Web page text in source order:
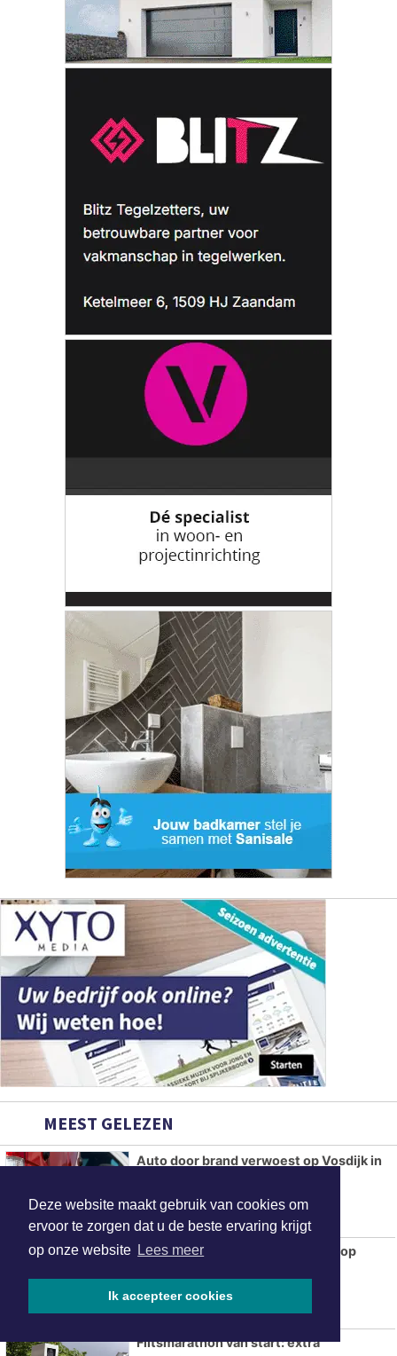
Deze website maakt gebruik van cookies om
ervoor te zorgen dat u de beste ervaring krijgt
op onze website Lees meer
Ik accepteer cookies
MEEST GELEZEN
Auto door brand verwoest op Vosdijk in
Antiek, Curiosa en Brocante Fair op
Flitsmarathon van start: extra